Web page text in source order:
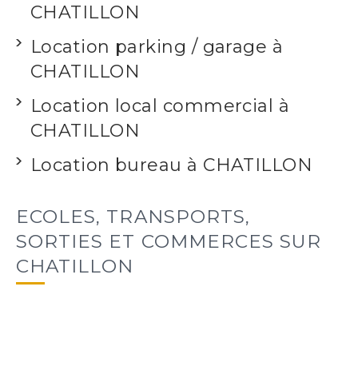
CHATILLON
Location parking / garage à
CHATILLON
Location local commercial à
CHATILLON
Location bureau à CHATILLON
ECOLES, TRANSPORTS,
SORTIES ET COMMERCES SUR
CHATILLON